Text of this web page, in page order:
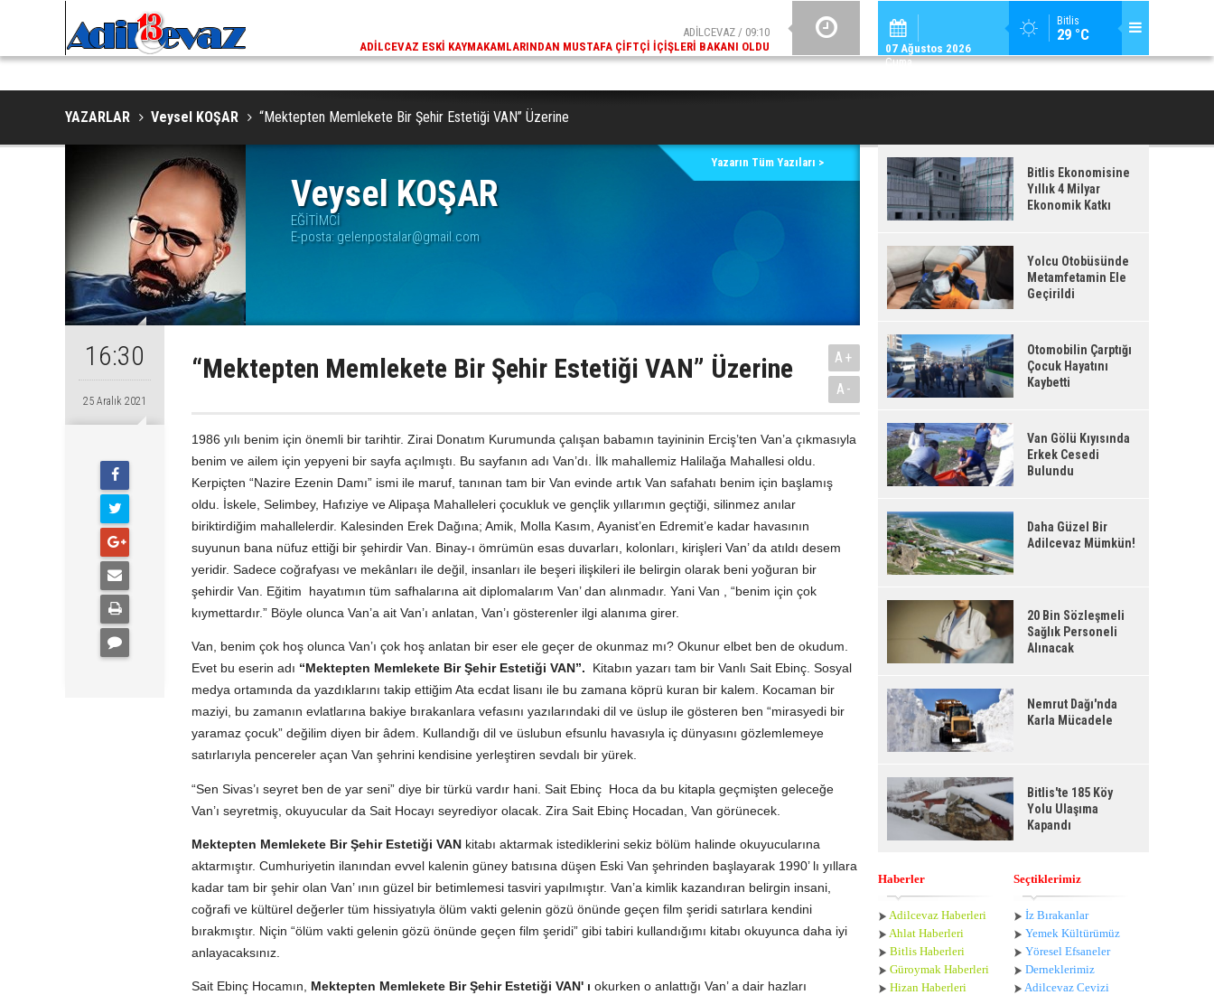
Bitlis
29 °C
07 Ağustos 2026
Cuma
NESLI TEHLIKE ALTINDAKI VAŞAK GÖRÜNTÜLENDI
ADILCEVAZ ESKI KAYMAKAMLARINDAN MUSTAFA ÇIFTÇI İÇIŞLERI BAKANI OLDU
ADİLCEVAZ /
ADILCEVAZ'DA KUDUZ VAKASI TESPIT EDILEN KÖY, KARANTINAYA
YAZARLAR Veysel KOŞAR “Mektepten Memlekete Bir Şehir Estetiği VAN” Üzerine
Veysel KOŞAR
EĞİTİMCİ
E-posta: gelenpostalar@gmail.com
Yazarın Tüm Yazıları >
16:30
25 Aralık 2021
“Mektepten Memlekete Bir Şehir Estetiği VAN” Üzerine
A+
A-
1986 yılı benim için önemli bir tarihtir. Zirai Donatım Kurumunda çalışan babamın tayininin Erciş’ten Van’a çıkmasıyla
benim ve ailem için yepyeni bir sayfa açılmıştı. Bu sayfanın adı Van’dı. İlk mahallemiz Halilağa Mahallesi oldu.
Kerpiçten “Nazire Ezenin Damı” ismi ile maruf, tanınan tam bir Van evinde artık Van safahatı benim için başlamış
oldu. İskele, Selimbey, Hafıziye ve Alipaşa Mahalleleri çocukluk ve gençlik yıllarımın geçtiği, silinmez anılar
biriktirdiğim mahallelerdir. Kalesinden Erek Dağına; Amik, Molla Kasım, Ayanist’en Edremit’e kadar havasının
suyunun bana nüfuz ettiği bir şehirdir Van. Binay-ı ömrümün esas duvarları, kolonları, kirişleri Van’ da atıldı desem
yeridir. Sadece coğrafyası ve mekânları ile değil, insanları ile beşeri ilişkileri ile belirgin olarak beni yoğuran bir
şehirdir Van. Eğitim hayatımın tüm safhalarına ait diplomalarım Van’ dan alınmadır. Yani Van , “benim için çok
kıymettardır.” Böyle olunca Van’a ait Van’ı anlatan, Van’ı gösterenler ilgi alanıma girer.
Van, benim çok hoş olunca Van’ı çok hoş anlatan bir eser ele geçer de okunmaz mı? Okunur elbet ben de okudum.
Evet bu eserin adı “Mektepten Memlekete Bir Şehir Estetiği VAN”.
Kitabın yazarı tam bir Vanlı Sait Ebinç. Sosyal
medya ortamında da yazdıklarını takip ettiğim Ata ecdat lisanı ile bu zamana köprü kuran bir kalem. Kocaman bir
maziyi, bu zamanın evlatlarına bakiye bırakanlara vefasını yazılarındaki dil ve üslup ile gösteren ben “mirasyedi bir
yaramaz çocuk” değilim diyen bir âdem. Kullandığı dil ve üslubun efsunlu havasıyla iç dünyasını gözlemlemeye
satırlarıyla pencereler açan Van şehrini kendisine yerleştiren sevdalı bir yürek.
“Sen Sivas’ı seyret ben de yar seni” diye bir türkü vardır hani. Sait Ebinç Hoca da bu kitapla geçmişten geleceğe
Van’ı seyretmiş, okuyucular da Sait Hocayı seyrediyor olacak. Zira Sait Ebinç Hocadan, Van görünecek.
Mektepten Memlekete Bir Şehir Estetiği VAN kitabı aktarmak istediklerini sekiz bölüm halinde okuyucularına
aktarmıştır. Cumhuriyetin ilanından evvel kalenin güney batısına düşen Eski Van şehrinden başlayarak 1990’ lı yıllara
kadar tam bir şehir olan Van’ ının güzel bir betimlemesi tasviri yapılmıştır. Van’a kimlik kazandıran belirgin insani,
coğrafi ve kültürel değerler tüm hissiyatıyla ölüm vakti gelenin gözü önünde geçen film şeridi satırlara kendini
bırakmıştır. Niçin “ölüm vakti gelenin gözü önünde geçen film şeridi” gibi tabiri kullandığımı kitabı okuyunca daha iyi
anlayacaksınız.
Sait Ebinç Hocamın, Mektepten Memlekete Bir Şehir Estetiği VAN' ı okurken o anlattığı Van’ a dair hazları
Bitlis Ekonomisine
Yıllık 4 Milyar
Ekonomik Katkı
Yolcu Otobüsünde
Metamfetamin Ele
Geçirildi
Otomobilin Çarptığı
Çocuk Hayatını
Kaybetti
Van Gölü Kıyısında
Erkek Cesedi
Bulundu
Daha Güzel Bir
Adilcevaz Mümkün!
20 Bin Sözleşmeli
Sağlık Personeli
Alınacak
Nemrut Dağı'nda
Karla Mücadele
Bitlis'te 185 Köy
Yolu Ulaşıma
Kapandı
Haberler
Adilcevaz Haberleri
Ahlat Haberleri
Bitlis Haberleri
Güroymak Haberleri
Hizan Haberleri
Seçtiklerimiz
İz Bırakanlar
Yemek Kültürümüz
Yöresel Efsaneler
Derneklerimiz
Adilcevaz Cevizi